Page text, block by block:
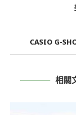
CASIO G-
相關